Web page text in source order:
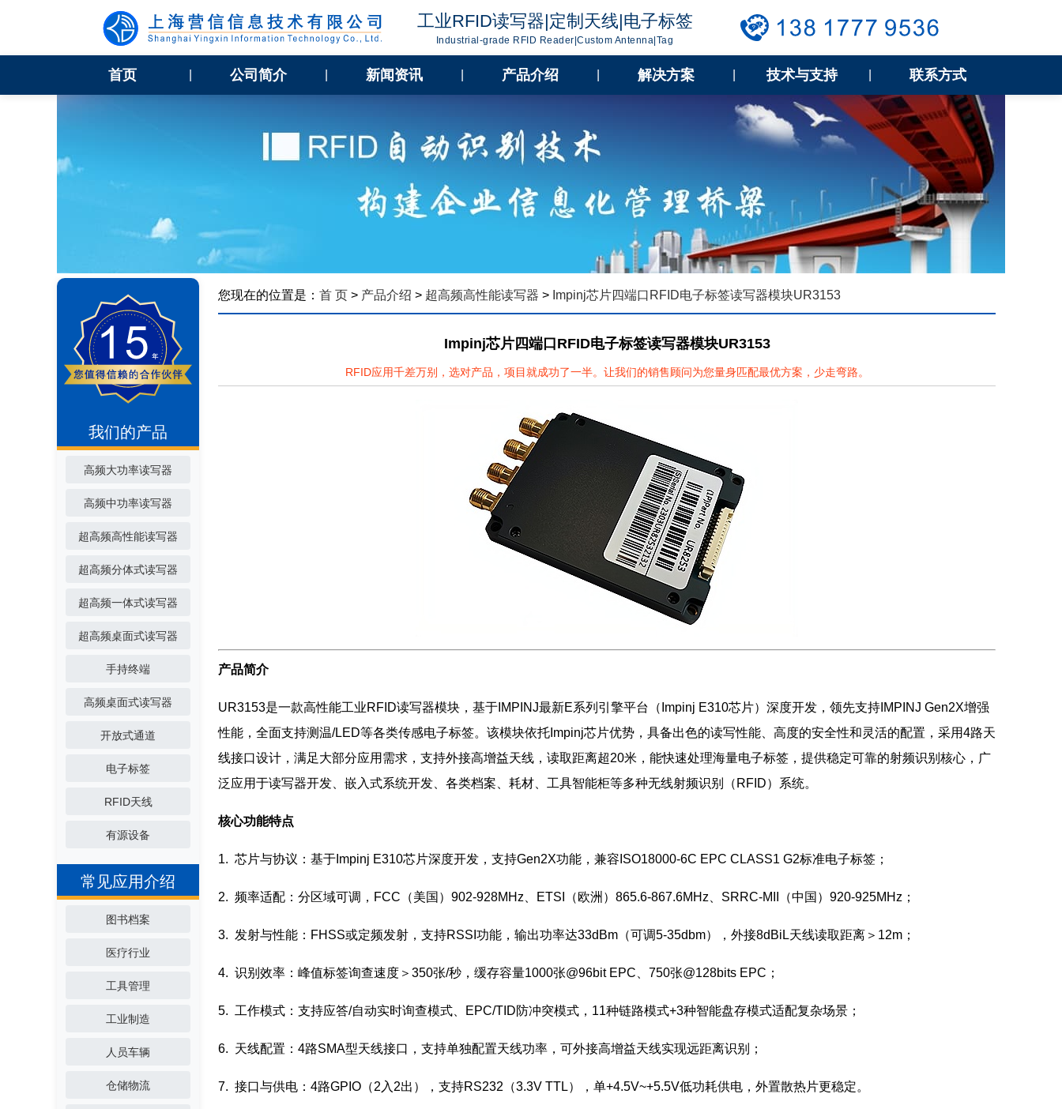
工业RFID读写器|定制天线|电子标签
Industrial-grade RFID Reader|Custom Antenna|Tag
首页 公司简介 新闻资讯 产品介绍 解决方案 技术与支持 联系方式
我们的产品
高频大功率读写器
高频中功率读写器
超高频高性能读写器
超高频分体式读写器
超高频一体式读写器
超高频桌面式读写器
手持终端
高频桌面式读写器
开放式通道
电子标签
RFID天线
有源设备
常见应用介绍
图书档案
医疗行业
工具管理
工业制造
人员车辆
仓储物流
您现在的位置是： 首 页 > 产品介绍 > 超高频高性能读写器 > Impinj芯片四端口RFID电子标签读写器模块UR3153
Impinj芯片四端口RFID电子标签读写器模块UR3153
RFID应用千差万别，选对产品，项目就成功了一半。让我们的销售顾问为您量身匹配最优方案，少走弯路。
产品简介
UR3153是一款高性能工业RFID读写器模块，基于IMPINJ最新E系列引擎平台（Impinj E310芯片）深度开发，领先支持IMPINJ Gen2X增强
性能，全面支持测温/LED等各类传感电子标签。该模块依托Impinj芯片优势，具备出色的读写性能、高度的安全性和灵活的配置，采用4路天
线接口设计，满足大部分应用需求，支持外接高增益天线，读取距离超20米，能快速处理海量电子标签，提供稳定可靠的射频识别核心，广
泛应用于读写器开发、嵌入式系统开发、各类档案、耗材、工具智能柜等多种无线射频识别（RFID）系统。
核心功能特点
1. 芯片与协议：基于Impinj E310芯片深度开发，支持Gen2X功能，兼容ISO18000-6C EPC CLASS1 G2标准电子标签；
2. 频率适配：分区域可调，FCC（美国）902-928MHz、ETSI（欧洲）865.6-867.6MHz、SRRC-MII（中国）920-925MHz；
3. 发射与性能：FHSS或定频发射，支持RSSI功能，输出功率达33dBm（可调5-35dbm），外接8dBiL天线读取距离＞12m；
4. 识别效率：峰值标签询查速度＞350张/秒，缓存容量1000张@96bit EPC、750张@128bits EPC；
5. 工作模式：支持应答/自动实时询查模式、EPC/TID防冲突模式，11种链路模式+3种智能盘存模式适配复杂场景；
6. 天线配置：4路SMA型天线接口，支持单独配置天线功率，可外接高增益天线实现远距离识别；
7. 接口与供电：4路GPIO（2入2出），支持RS232（3.3V TTL），单+4.5V~+5.5V低功耗供电，外置散热片更稳定。